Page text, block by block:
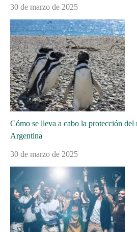
30 de marzo de 2025
Cómo se lleva a cabo la protección del
Argentina
30 de marzo de 2025